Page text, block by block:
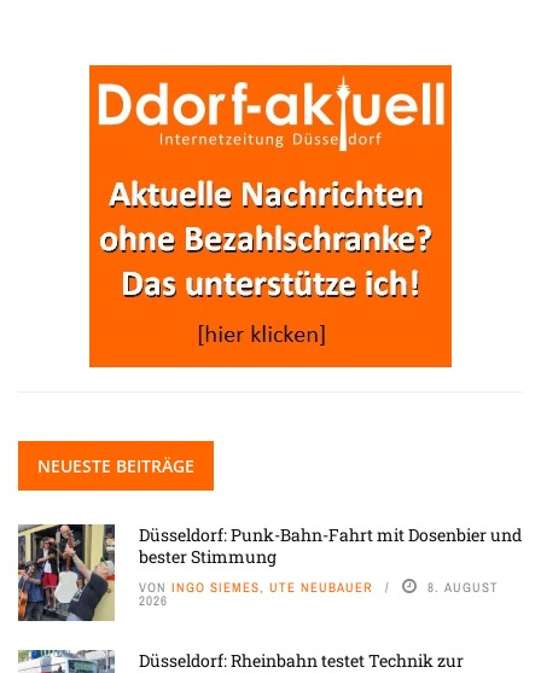
NEUESTE BEITRÄGE
Düsseldorf: Punk-Bahn-Fahrt mit Dosenbier und
bester Stimmung
VON INGO SIEMES, UTE NEUBAUER 8. AUGUST
2026
Düsseldorf: Rheinbahn testet Technik zur